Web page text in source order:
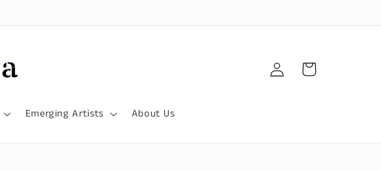
Emerging Artists About Us
Iniciar
sesión
Carrito